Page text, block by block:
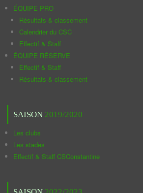
ÉQUIPE PRO
Résultats & classement
Calendrier du CSC
Effectif & Staff
ÉQUIPE RÉSERVE
Effectif & Staff
Résultats & classement
SAISON 2019/2020
Les clubs
Les stades
Effectif & Staff CSConstantine